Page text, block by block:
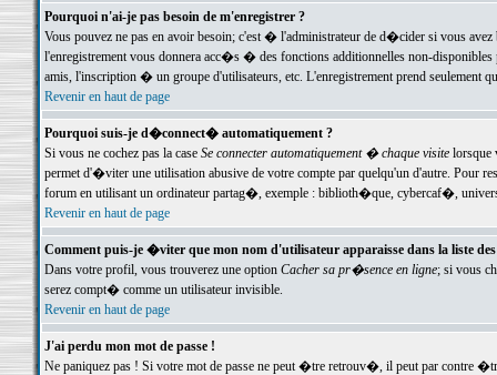
Pourquoi n'ai-je pas besoin de m'enregistrer ?
Vous pouvez ne pas en avoir besoin; c'est � l'administrateur de d�cider si vous
l'enregistrement vous donnera acc�s � des fonctions additionnelles non-
amis, l'inscription � un groupe d'utilisateurs, etc. L'enregistrement prend seulement
Revenir en haut de page
Pourquoi suis-je d�connect� automatiquement ?
Si vous ne cochez pas la case Se connecter automatiquement � chaque visitelorsque
permet d'�viter une utilisation abusive de votre compte par quelqu'un d'autre. Pour
forum en utilisant un ordinateur partag�, exemple : biblioth�que, cybercaf�,
Revenir en haut de page
Comment puis-je �viter que mon nom d'utilisateur apparaisse dans la liste
Dans votre profil, vous trouverez une option Cacher sa pr�sence en ligne; si vous
serez compt� comme un utilisateur invisible.
Revenir en haut de page
J'ai perdu mon mot de passe !
Ne paniquez pas ! Si votre mot de passe ne peut �tre retrouv�, il peut par contre